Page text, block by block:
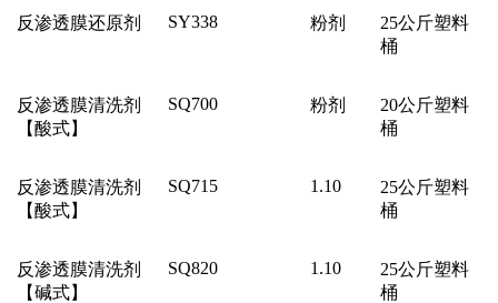
反渗透膜还原剂 SY338 粉剂 25公斤塑料
桶
反渗透膜清洗剂
【酸式】
SQ700 粉剂 20公斤塑料
桶
反渗透膜清洗剂
【酸式】
SQ715 1.10 25公斤塑料
桶
反渗透膜清洗剂
【碱式】
SQ820 1.10 25公斤塑料
桶